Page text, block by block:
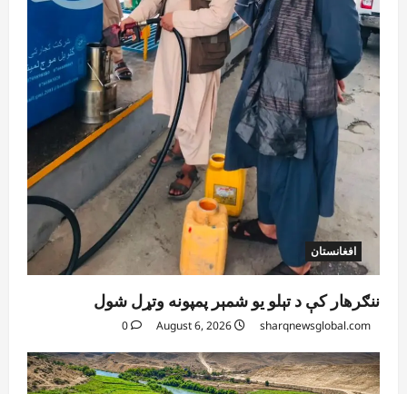
افغانستان
ننګرهار کې د تېلو یو شمېر پمپونه وتړل شول
sharqnewsglobal.com
0